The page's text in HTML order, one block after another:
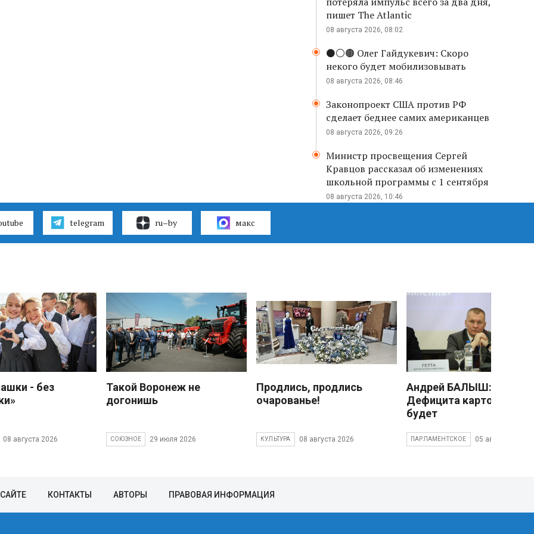
пишет The Atlantic
08 августа 2026, 08:02
⚫️⚪️🟤 Олег Гайдукевич: Скоро
некого будет мобилизовывать
08 августа 2026, 08:46
Законопроект США против РФ
сделает беднее самих американцев
08 августа 2026, 09:26
Министр просвещения Сергей
Кравцов рассказал об изменениях
школьной программы с 1 сентября
08 августа 2026, 10:46
telegram ru–by макс
- без
08 августа 2026
Такой Воронеж не
догонишь
СОЮЗНОЕ 29 июля 2026
Продлись, продлись
очарованье!
КУЛЬТУРА 08 августа 2026
Андрей БАЛЫШ:
Дефицита картофеля не
будет
ПАРЛАМЕНТСКОЕ 05 августа 2026
КОНТАКТЫ АВТОРЫ ПРАВОВАЯ ИНФОРМАЦИЯ